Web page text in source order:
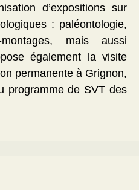
d’expositions sur
: paléontologie,
mais aussi
également la visite
permanente à Grignon,
programme de SVT des